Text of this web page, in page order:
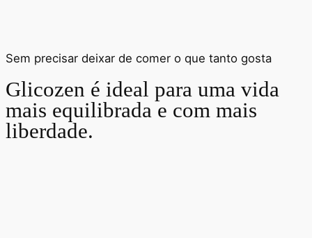
Sem precisar deixar de comer o que tanto gosta
Glicozen é ideal para uma vida
mais equilibrada e com mais
liberdade.